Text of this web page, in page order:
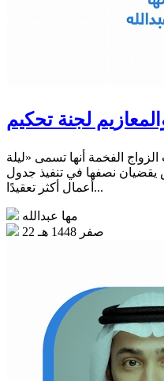
لجنة تحكيم
الفخمة أنها تسمى «ليلة
يقضيان نصفها في تنفيذ جدول
أعمال أكثر تعقيدًا...
مها عبدالله
22 صفر 1448 هـ